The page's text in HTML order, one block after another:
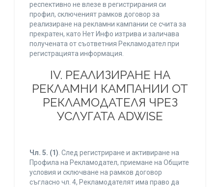
респективно не влезе в регистрирания си
профил, сключеният рамков договор за
реализиране на рекламни кампании се счита за
прекратен, като Нет Инфо изтрива и заличава
получената от съответния Рекламодател при
регистрацията информация.
IV. РЕАЛИЗИРАНЕ НА
РЕКЛАМНИ КАМПАНИИ ОТ
РЕКЛАМОДАТЕЛЯ ЧРЕЗ
УСЛУГАТА ADWISE
Чл. 5. (1). След регистриране и активиране на
Профила на Рекламодател, приемане на Общите
условия и сключване на рамков договор
съгласно чл. 4, Рекламодателят има право да